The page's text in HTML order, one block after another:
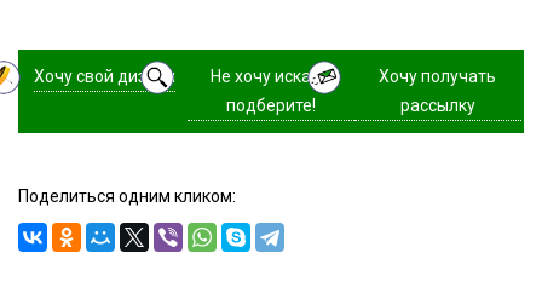
Хочу свой дизайн
Не хочу искать,
подберите!
Хочу получать
рассылку
Поделиться одним кликом: